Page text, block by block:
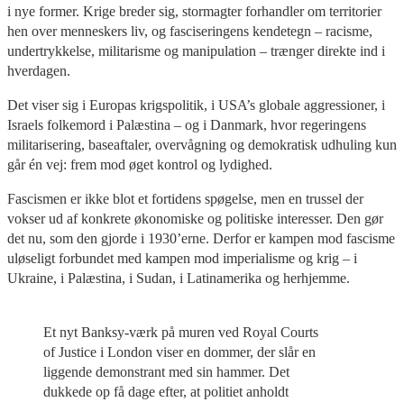
i nye former. Krige breder sig, stormagter forhandler om territorier
hen over menneskers liv, og fasciseringens kendetegn – racisme,
undertrykkelse, militarisme og manipulation – trænger direkte ind i
hverdagen.
Det viser sig i Europas krigspolitik, i USA’s globale aggressioner, i
Israels folkemord i Palæstina – og i Danmark, hvor regeringens
militarisering, baseaftaler, overvågning og demokratisk udhuling kun
går én vej: frem mod øget kontrol og lydighed.
Fascismen er ikke blot et fortidens spøgelse, men en trussel der
vokser ud af konkrete økonomiske og politiske interesser. Den gør
det nu, som den gjorde i 1930’erne. Derfor er kampen mod fascisme
uløseligt forbundet med kampen mod imperialisme og krig – i
Ukraine, i Palæstina, i Sudan, i Latinamerika og herhjemme.
Et nyt Banksy-værk på muren ved Royal Courts
of Justice i London viser en dommer, der slår en
liggende demonstrant med sin hammer. Det
dukkede op få dage efter, at politiet anholdt